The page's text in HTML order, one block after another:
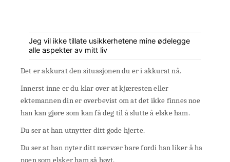
Jeg vil ikke tillate usikkerhetene mine ødelegge
alle aspekter av mitt liv
Det er akkurat den situasjonen du er i akkurat nå.
Innerst inne er du klar over at kjæresten eller
ektemannen din er overbevist om at det ikke finnes noe
han kan gjøre som kan få deg til å slutte å elske ham.
Du ser at han utnytter ditt gode hjerte.
Du ser at han nyter ditt nærvær bare fordi han liker å ha
noen som elsker ham så høyt.